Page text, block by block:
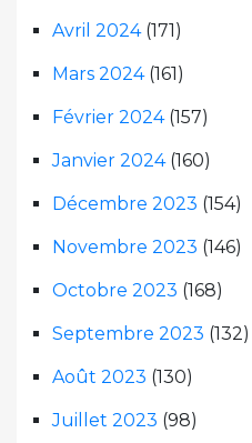
Avril 2024(171)
Mars 2024(161)
Février 2024(157)
Janvier 2024(160)
Décembre 2023 (154)
Novembre 2023 (146)
Octobre 2023 (168)
Septembre 2023 (132)
Août 2023 (130)
Juillet 2023 (98)